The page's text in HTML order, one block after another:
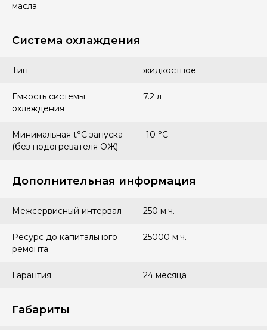
масла
Система охлаждения
Тип жидкостное
Емкость системы
охлаждения
7.2 л
Минимальная t°С запуска
(без подогревателя ОЖ)
-10 °С
Дополнительная информация
Межсервисный интервал 250 м.ч.
Ресурс до капитального
ремонта
25000 м.ч.
Гарантия 24 месяца
Габариты